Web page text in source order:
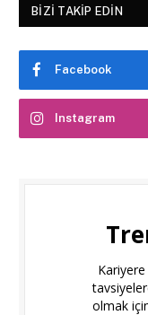
BIZI TAKIP EDIN
Facebook
Instagram
olmak